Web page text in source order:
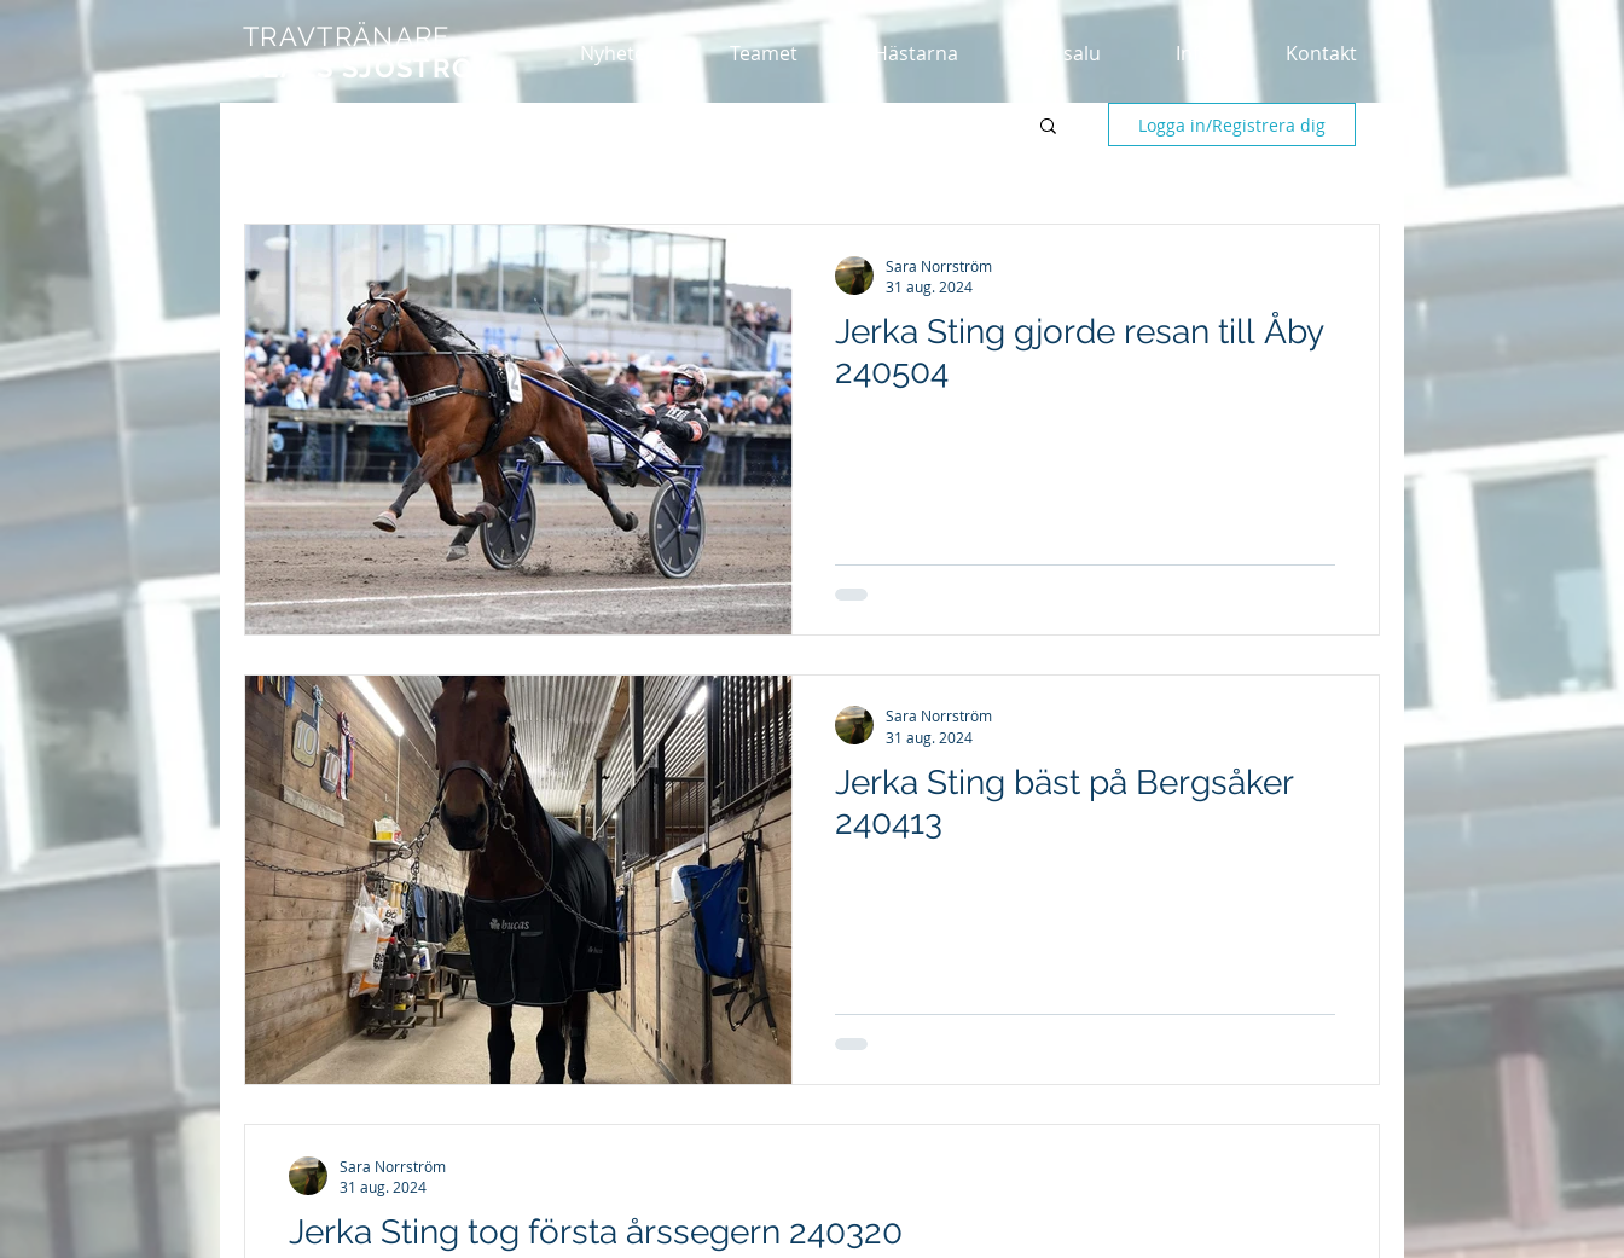
TRAVTRÄNARE
CLAES SJÖSTRÖM
Nyheter Teamet Hästarna Till salu Info Kontakt
Logga in/Registrera dig
Jerka Sting gjorde resan till Åby
240504
Sara Norrström
31 aug. 2024
Jerka Sting bäst på Bergsåker
240413
Sara Norrström
31 aug. 2024
Jerka Sting tog första årssegern 240320
Sara Norrström
31 aug. 2024